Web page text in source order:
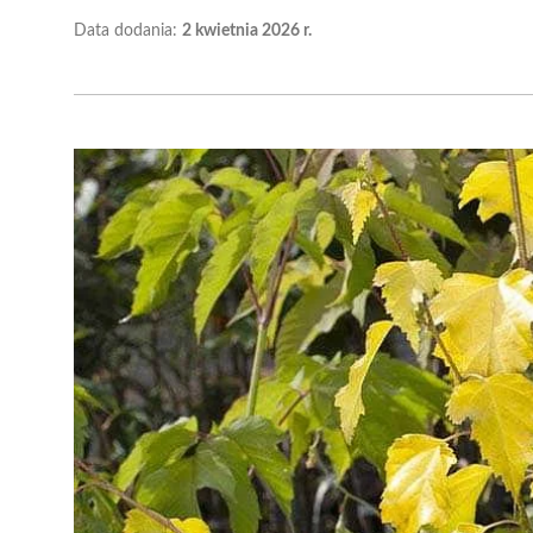
Data dodania: 2 kwietnia 2026 r.